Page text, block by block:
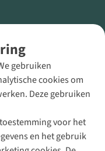
gebruiken
cookies om
Deze gebruiken
voor het
en het gebruik